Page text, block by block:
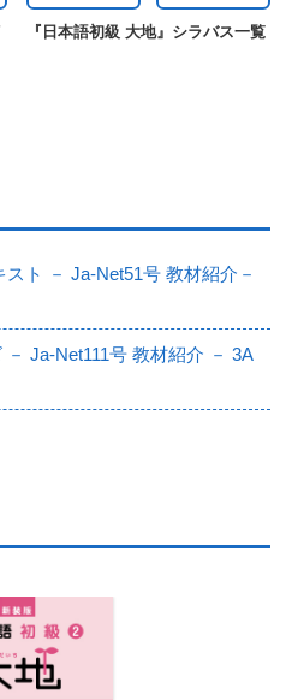
『日本語初級 大地』シラバス一覧
ト － Ja-Net51号 教材紹介－
－ Ja-Net111号 教材紹介 － 3A